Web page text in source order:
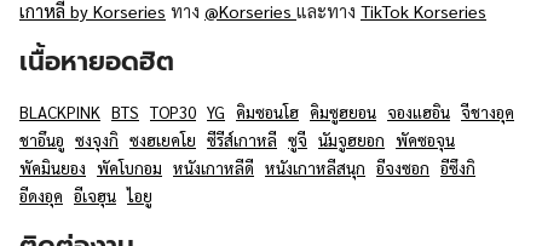
เกาหลี by Korseries ทาง @Korseries และทาง TikTok Korseries
เนื้อหายอดฮิต
BLACKPINK BTS TOP30 YG คิมซอนโฮ คิมซูฮยอน จองแฮอิน จีชางอุค
ชาอึนอู ซงจุงกิ ซงฮเยคโย ซีรีส์เกาหลี ซูจี นัมจูฮยอก พัคซอจุน
พัคมินยอง พัคโบกอม หนังเกาหลีดี หนังเกาหลีสนุก อีจงซอก อีซึงกิ
อีดงอุค อีเจฮุน ไอยู